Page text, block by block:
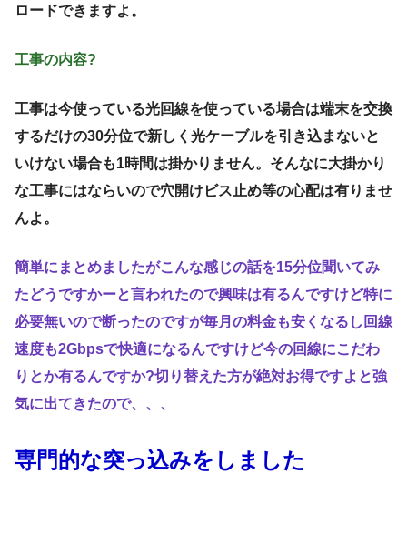
ロードできますよ。
工事の内容?
工事は今使っている光回線を使っている場合は端末を交換
するだけの30分位で新しく光ケーブルを引き込まないと
いけない場合も1時間は掛かりません。そんなに大掛かり
な工事にはならいので穴開けビス止め等の心配は有りませ
んよ。
簡単にまとめましたがこんな感じの話を15分位聞いてみ
たどうですかーと言われたので興味は有るんですけど特に
必要無いので断ったのですが毎月の料金も安くなるし回線
速度も2Gbpsで快適になるんですけど今の回線にこだわ
りとか有るんですか?切り替えた方が絶対お得ですよと強
気に出てきたので、、、
専門的な突っ込みをしました